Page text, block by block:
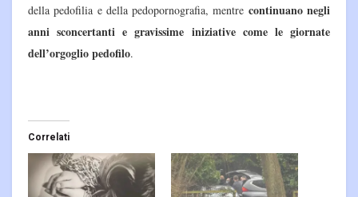
della pedofilia e della pedopornografia, mentre continuano negli
anni sconcertanti e gravissime iniziative come le giornate
dell’orgoglio pedofilo.
Correlati